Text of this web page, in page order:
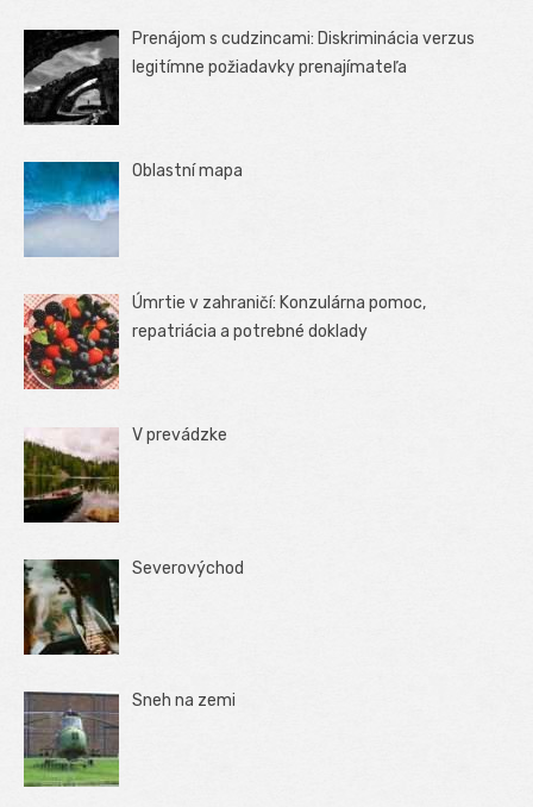
Prenájom s cudzincami: Diskriminácia verzus
legitímne požiadavky prenajímateľa
Oblastní mapa
Úmrtie v zahraničí: Konzulárna pomoc,
repatriácia a potrebné doklady
V prevádzke
Severovýchod
Sneh na zemi